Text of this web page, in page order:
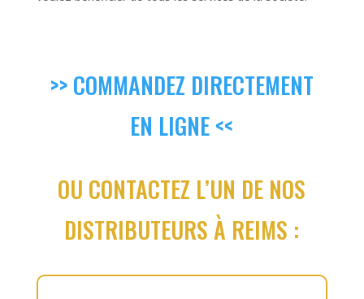
>> COMMANDEZ DIRECTEMENT
EN LIGNE <<
OU CONTACTEZ L’UN DE NOS
DISTRIBUTEURS À REIMS :